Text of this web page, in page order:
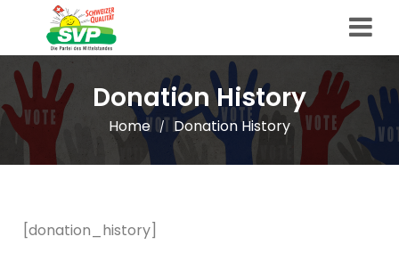
Donation History
Home / Donation History
[donation_history]